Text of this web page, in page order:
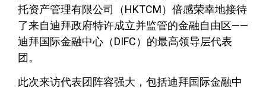
托资产管理有限公司（HKTCM）倍感荣幸地接待
了来自迪拜政府特许成立并监管的金融自由区——
迪拜国际金融中心（DIFC）的最高领导层代表
团。
此次来访代表团阵容强大，包括迪拜国际金融中